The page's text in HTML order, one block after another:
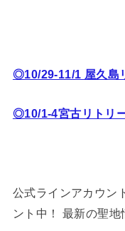
◎10/29-11/1 屋久島
◎10/1-4宮古リトリ
公式ラインアカウン
ント中！ 最新の聖地